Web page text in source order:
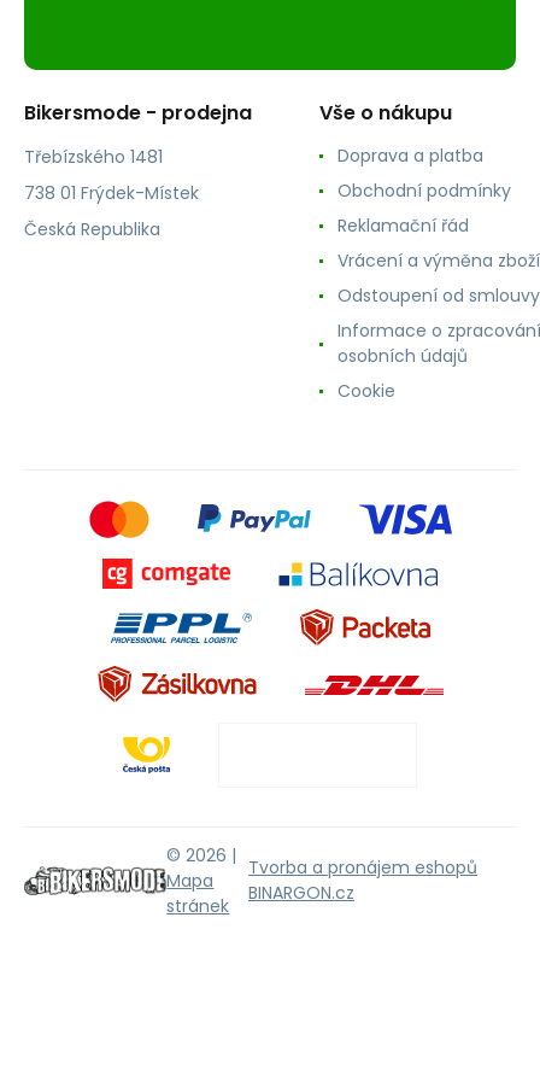
Bikersmode - prodejna
Třebízského 1481
738 01 Frýdek-Místek
Česká Republika
Vše o nákupu
Doprava a platba
Obchodní podmínky
Reklamační řád
Vrácení a výměna zboží
Odstoupení od smlouvy
Informace o zpracování
osobních údajů
Cookie
© 2026 |
Mapa
stránek
Tvorba a pronájem eshopů
BINARGON.cz